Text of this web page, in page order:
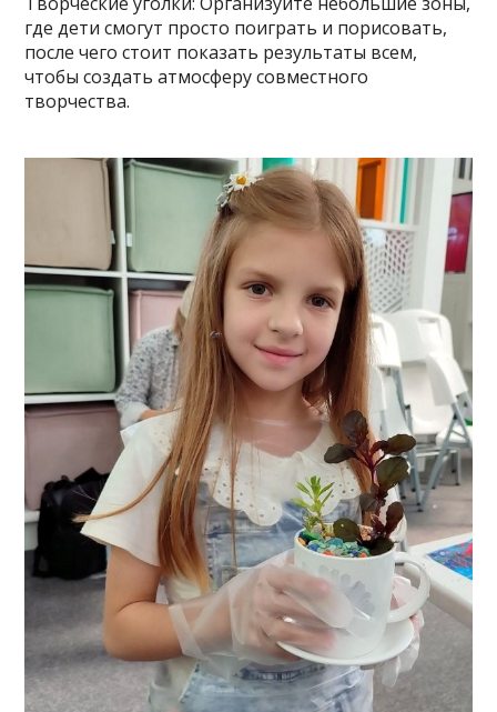
где дети смогут просто поиграть и порисовать,
после чего стоит показать результаты всем,
чтобы создать атмосферу совместного
творчества.